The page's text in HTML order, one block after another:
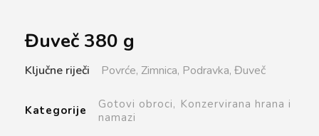
Đuveč 380 g
Ključne riječi Povrće, Zimnica, Podravka, Đuveč
Kategorije Gotovi obroci, Konzervirana hrana i
namazi